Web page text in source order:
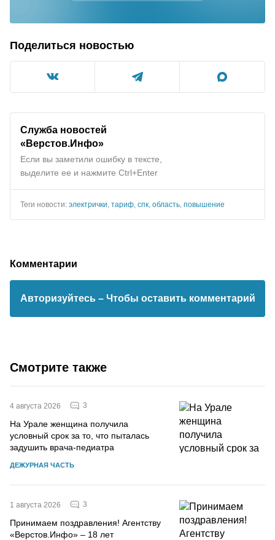
Поделиться новостью
Служба новостей
«Верстов.Инфо»
Если вы заметили ошибку в тексте,
выделите ее и нажмите Ctrl+Enter
Теги новости: электрички тариф спк область повышение
Комментарии
Авторизуйтесь – Чтобы оставить комментарий
Смотрите также
4 августа 2026 3
На Урале женщина получила
условный срок за то, что пыталась
задушить врача-педиатра
ДЕЖУРНАЯ ЧАСТЬ
1 августа 2026 3
Принимаем поздравления! Агентству
«Верстов.Инфо» – 18 лет